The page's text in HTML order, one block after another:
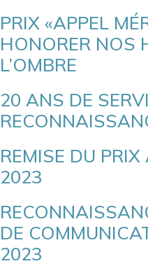
PRIX «APPEL
HONORER NOS
L’OMBRE
20 ANS DE
REMISE DU
2023
DE
2023